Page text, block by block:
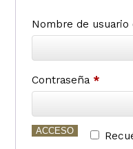
Nombre de
Contraseña *
ACCESO